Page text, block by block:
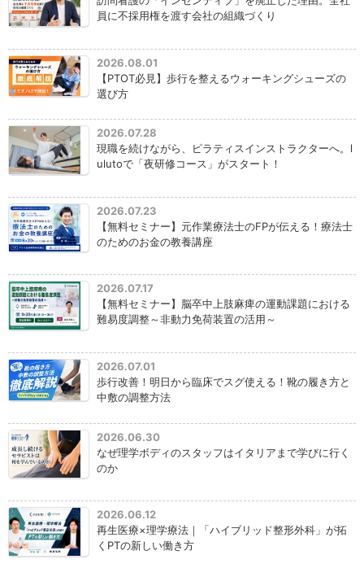
員に不採用権を渡す会社の組織づくり
2026.08.01
【PTOT必見】歩行を整えるウォーキングシューズの
選び方
2026.07.28
現職を続けながら、ピラティスインストラクターへ。l
ulutoで「夜研修コース」がスタート！
2026.07.23
【無料セミナー】元作業療法士のFPが伝える！療法士
のためのお金の教養講座
2026.07.17
【無料セミナー】脳卒中上肢麻痺の運動課題における
難易度調整～非動力免荷装置の活用～
2026.07.01
歩行改善！明日から臨床でスグ使える！靴の履き方と
中敷の調整方法
2026.06.30
なぜ理学ボディのスタッフはイタリアまで学びに行く
のか
2026.06.12
再生医療×理学療法｜「ハイブリッド整形外科」が拓
くPTの新しい働き方